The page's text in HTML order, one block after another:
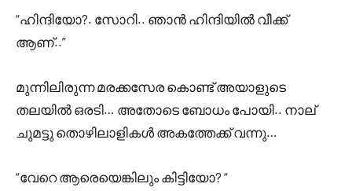
“ഹിന്ദിയോ?. സോറി.. ഞാൻ ഹിന്ദിയിൽ വീക്ക്
ആണ്..”
മുന്നിലിരുന്ന മരക്കസേര കൊണ്ട് അയാളുടെ
തലയിൽ ഒരടി… അതോടെ ബോധം പോയി.. നാല്
ചുമട്ടു തൊഴിലാളികൾ അകത്തേക്ക് വന്നു…
“വേറെ ആരെയെങ്കിലും കിട്ടിയോ? “